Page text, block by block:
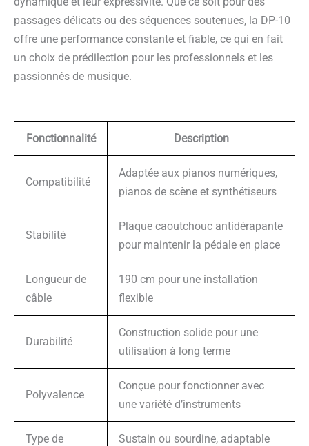
passages délicats ou des séquences soutenues, la DP-10
offre une performance constante et fiable, ce qui en fait
un choix de prédilection pour les professionnels et les
passionnés de musique.
Fonctionnalité Description
Compatibilité
Adaptée aux pianos numériques,
pianos de scène et synthétiseurs
Stabilité
Plaque caoutchouc antidérapante
pour maintenir la pédale en place
Longueur de
câble
190 cm pour une installation
flexible
Durabilité
Construction solide pour une
utilisation à long terme
Polyvalence
Conçue pour fonctionner avec
une variété d’instruments
Type de
Sustain ou sourdine, adaptable